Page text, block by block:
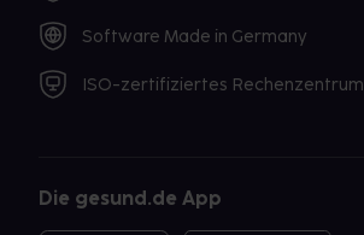
Software Made in Germany
ISO-zertifiziertes Rechenzentrum
Die gesund.de App